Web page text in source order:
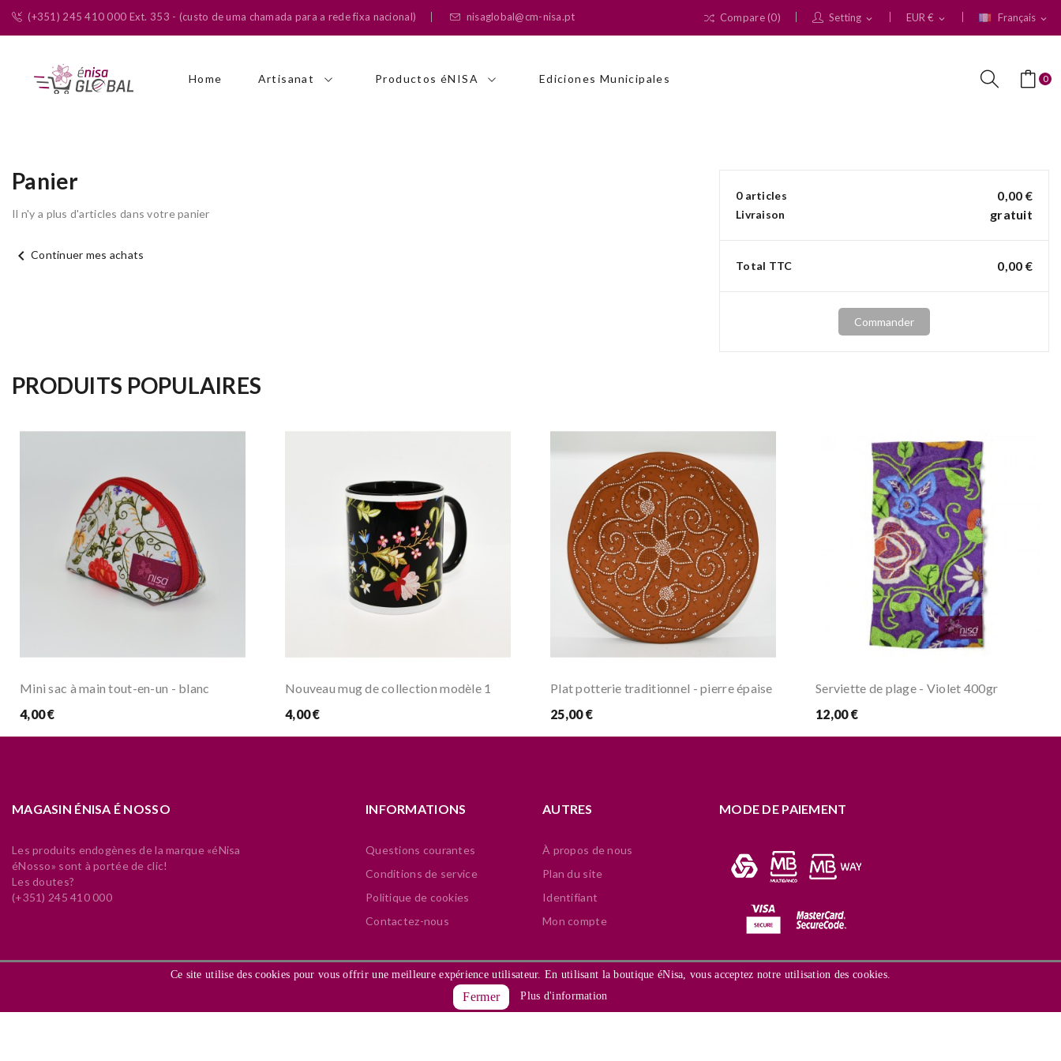
Ce site utilise des cookies pour vous offrir une meilleure expérience utilisateur. En utilisant la boutique éNisa, vous acceptez notre utilisation des cookies.
Fermer Plus d'information
Français expand_more
EUR € expand_more
Setting expand_more
Compare (0)
(+351) 245 410 000 Ext. 353 - (custo de uma chamada para a rede fixa nacional) nisaglobal@cm-nisa.pt
Home Artisanat Productos éNISA Ediciones Municipales 0
Panier
Il n'y a plus d'articles dans votre panier
chevron_left Continuer mes achats
0 articles 0,00 €
Livraison gratuit
Total TTC 0,00 €
Commander
PRODUITS POPULAIRES
Mini sac à main tout-en-un - blanc
4,00 €
Nouveau mug de collection modèle 1
4,00 €
Plat potterie traditionnel - pierre épaise
25,00 €
Serviette de plage - Violet 400gr
12,00 €
MAGASIN ÉNISA É NOSSO
Les produits endogènes de la marque «éNisa
éNosso» sont à portée de clic!
Les doutes?
(+351) 245 410 000
INFORMATIONS
Questions courantes
Conditions de service
Politique de cookies
Contactez-nous
AUTRES
À propos de nous
Plan du site
Identifiant
Mon compte
MODE DE PAIEMENT